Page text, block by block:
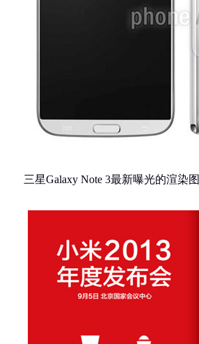
三星Galaxy Note 3最新曝光的渲染图